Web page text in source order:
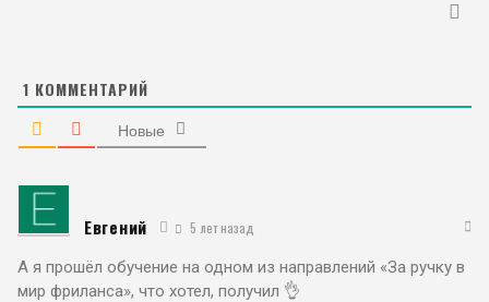
1 КОММЕНТАРИЙ
Новые
Евгений 5 лет назад
А я прошёл обучение на одном из направлений «За ручку в
мир фриланса», что хотел, получил 👌